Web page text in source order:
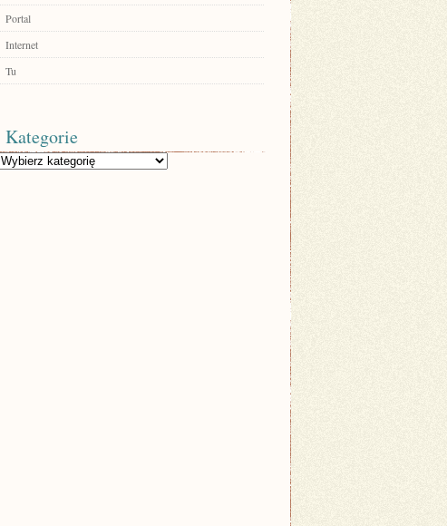
Portal
Internet
Tu
Kategorie
Kategorie